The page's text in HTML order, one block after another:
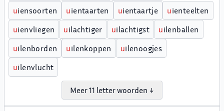
uiensoorten uientaarten uientaartje uienteelten
uienvliegen uilachtiger uilachtigst uilenballen
uilenborden uilenkoppen uilenoogjes
uilenvlucht
Meer 11 letter woorden ↓